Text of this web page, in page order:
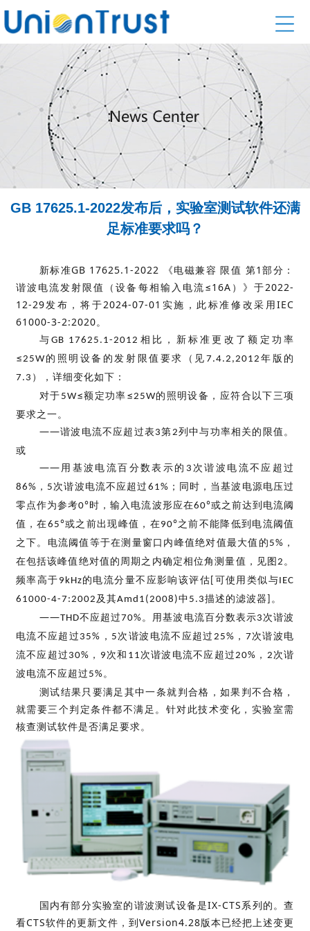
GB 17625.1-2022发布后，实验室测试软件还满
足标准要求吗？
新标准GB 17625.1-2022 《电磁兼容 限值 第1 部分：
谐波电流发射限值（设备每相输入电流≤16A ）》于2022-
12-29发布，将于2024-07-01 实施，此标准修改采用IEC
61000-3-2:2020。
与GB 17625.1-2012 相比，新标准更改了额定功率
≤25W 的照明设备的发射限值要求（见 7.4.2,2012 年版的
7.3 ），详细变化如下：
对于 5W≤额定功率≤25W的照明设备，应符合以下三项
要求之一。
——谐波电流不应超过表 3第2列中与功率相关的限值。
或
——用基波电流百分数表示的 3 次谐波电流不应超过
86% ， 5次谐波电流不应超过 61% ；同时，当基波电源电压过
零点作为参考0°时，输入电流波形应在60°或之前达到电流阈
值，在65°或之前出现峰值，在90°之前不能降低到电流阈值
之下。电流阈值等于在测量窗口内峰值绝对值最大值的 5% ，
在包括该峰值绝对值的周期之内确定相位角测量值，见图2 。
频率高于 9kHz的电流分量不应影响该评估 可使用类似与IEC
61000-4-7:2002 及其Amd1(2008)中 5.3描述的滤波器 。
——THD不应超过70%。用基波电流百分数表示3 次谐波
电流不应超过 35% ， 5 次谐波电流不应超过 25% ， 7 次谐波电
流不应超过 30% ， 9 次和 11 次谐波电流不应超过20% ， 2 次谐
波电流不应超过 5%。
测试结果只要满足其中一条就判合格，如果判不合格，
就需要三个判定条件都不满足。针对此技术变化，实验室需
核查测试软件是否满足要求。
国内有部分实验室的谐波测试设备是IX-CTS系列的。查
看CTS软件的更新文件，到Version4.28版本已经把上述变更